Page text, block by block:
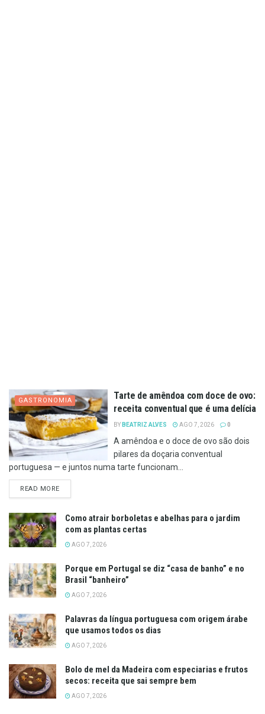
GASTRONOMIA
Tarte de amêndoa com doce de ovo:
receita conventual que é uma delícia
BY BEATRIZ ALVES AGO 7, 2026 0
A amêndoa e o doce de ovo são dois
pilares da doçaria conventual
portuguesa — e juntos numa tarte funcionam...
READ MOREDETAILS
Como atrair borboletas e abelhas para o jardim
com as plantas certas
AGO 7, 2026
Porque em Portugal se diz “casa de banho” e no
Brasil “banheiro”
AGO 7, 2026
Palavras da língua portuguesa com origem árabe
que usamos todos os dias
AGO 7, 2026
Bolo de mel da Madeira com especiarias e frutos
secos: receita que sai sempre bem
AGO 7, 2026